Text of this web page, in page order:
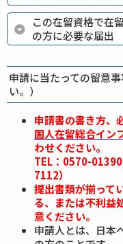
この在留資格で在
の方に必要な届出
申請に当たっての留意
い。）
申請書の書き方、
国人在留総合イン
わせください。
TEL：0570-
7112）
提出書類が揃って
る、または不利益
意ください。
申請人とは、日本